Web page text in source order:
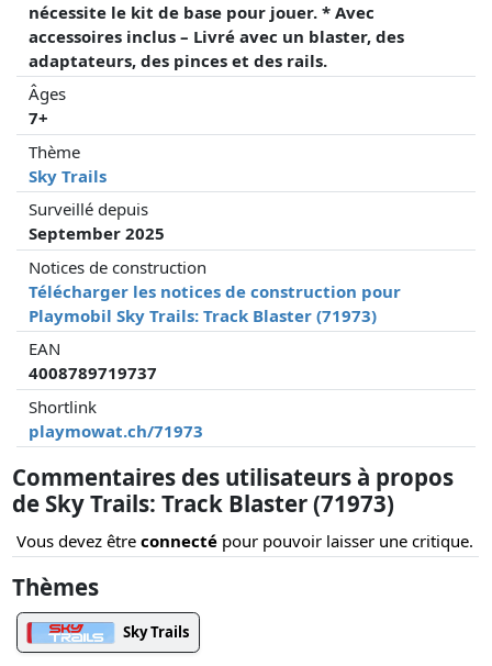
nécessite le kit de base pour jouer. * Avec
accessoires inclus – Livré avec un blaster, des
adaptateurs, des pinces et des rails.
Âges
7+
Thème
Sky Trails
Surveillé depuis
September 2025
Notices de construction
Télécharger les notices de construction pour
Playmobil Sky Trails: Track Blaster (71973)
EAN
4008789719737
Shortlink
playmowat.ch/71973
Commentaires des utilisateurs à propos
de Sky Trails: Track Blaster (71973)
Vous devez être connecté pour pouvoir laisser une critique.
Thèmes
Sky Trails